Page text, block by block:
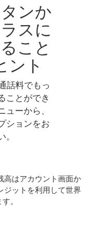
ンか
スに
こと
ント
話料でもっ
ことができ
ューから、
ションをお
高はアカウント画面か
ジットを利用して世界
。